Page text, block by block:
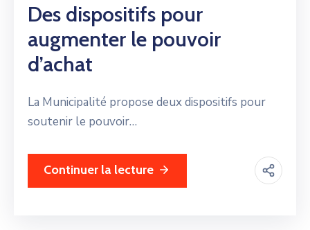
Des dispositifs pour
augmenter le pouvoir
d’achat
La Municipalité propose deux dispositifs pour
soutenir le pouvoir…
Continuer la lecture